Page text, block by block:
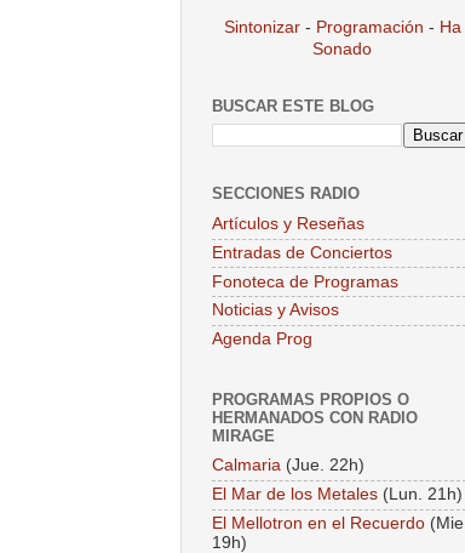
Sintonizar - Programación - Ha
Sonado
BUSCAR ESTE BLOG
SECCIONES RADIO
Artículos y Reseñas
Entradas de Conciertos
Fonoteca de Programas
Noticias y Avisos
Agenda Prog
PROGRAMAS PROPIOS O
HERMANADOS CON RADIO
MIRAGE
Calmaria (Jue. 22h)
El Mar de los Metales (Lun. 21h)
El Mellotron en el Recuerdo (Mie.
19h)